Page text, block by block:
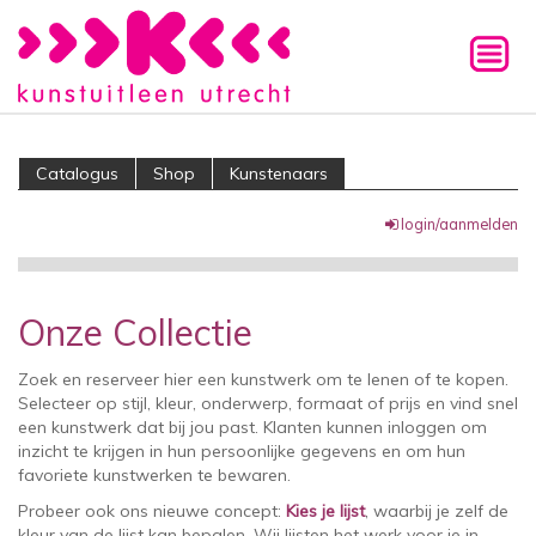
Catalogus Shop Kunstenaars
login/aanmelden
Onze Collectie
Zoek en reserveer hier een kunstwerk om te lenen of te kopen.
Selecteer op stijl, kleur, onderwerp, formaat of prijs en vind snel
een kunstwerk dat bij jou past. Klanten kunnen inloggen om
inzicht te krijgen in hun persoonlijke gegevens en om hun
favoriete kunstwerken te bewaren.
Probeer ook ons nieuwe concept: Kies je lijst, waarbij je zelf de